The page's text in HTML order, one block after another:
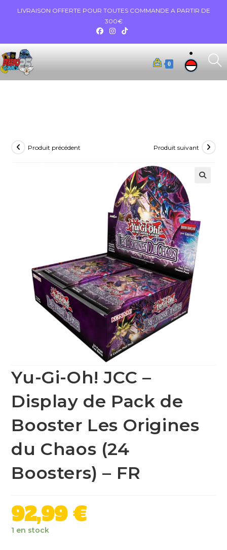
LIVRAISON OFFERTE POUR TOUTES COMMANDE A PARTIR DE
300€
0
Produit précédent Produit suivant
Yu-Gi-Oh! JCC –
Display de Pack de
Booster Les Origines
du Chaos (24
Boosters) – FR
92,99€
1 en stock